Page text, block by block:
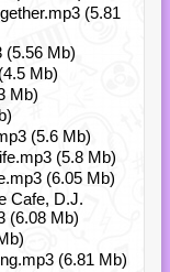
(5.81
(5.56 Mb)
Mb)
Mb)
(5.6 Mb)
(5.8 Mb)
(6.05 Mb)
Cafe, D.J.
(6.08 Mb)
(6.81 Mb)